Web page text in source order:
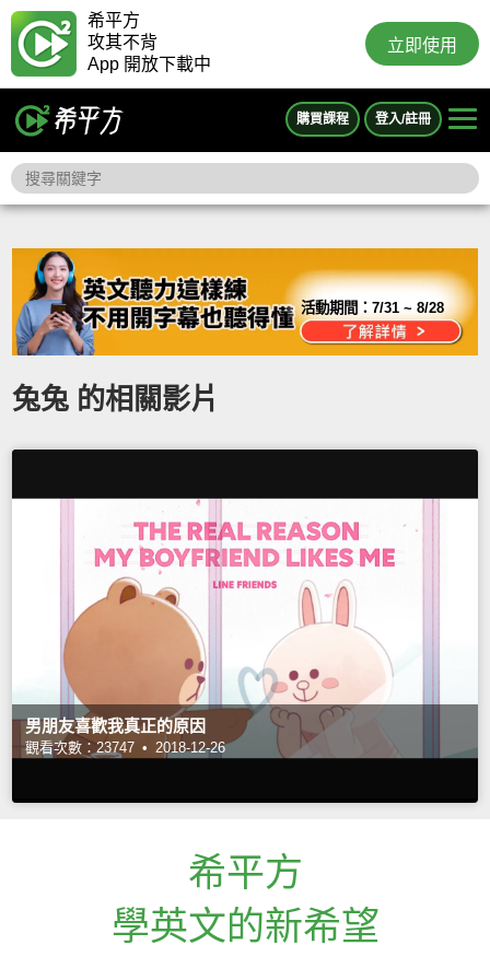
希平方
攻其不背
App 開放下載中
立即使用
購買課程 登入/註冊
活動期間：7/31 ~ 8/28
兔兔 的相關影片
男朋友喜歡我真正的原因
觀看次數：23747 • 2018-12-26
希平方
學英文的新希望